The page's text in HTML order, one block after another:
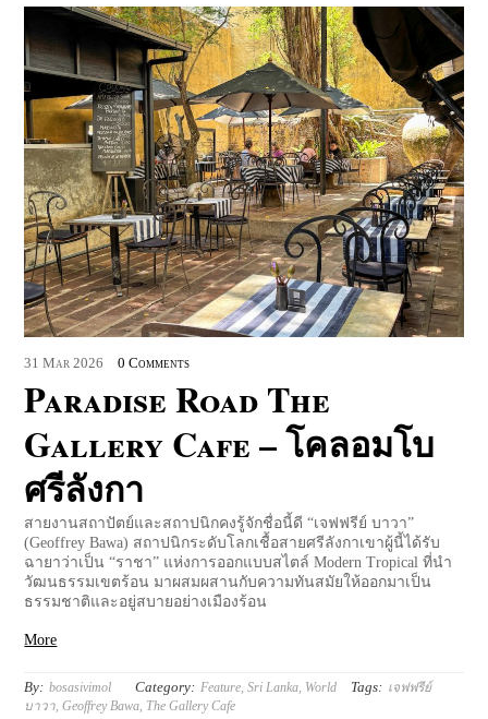
31 Mar 2026 0 Comments
Paradise Road The
Gallery Cafe – โคลอมโบ
ศรีลังกา
สายงานสถาปัตย์และสถาปนิกคงรู้จักชื่อนี้ดี “เจฟฟรีย์​ บาวา”
(Geoffrey Bawa) สถาปนิกระดับโลกเชื้อสายศรีลังกาเขาผู้นี้ได้รับ
ฉายาว่าเป็น “ราชา” แห่งการออกแบบสไตล์ Modern Tropical ที่นำ
วัฒนธรรมเขตร้อน มาผสมผสานกับความทันสมัยให้ออกมาเป็น
ธรรมชาติและอยู่สบายอย่างเมืองร้อน
More
By: bosasivimol Category: Feature ,Sri Lanka World Tags: เจฟฟรีย์​
บาวา ,Geoffrey Bawa The Gallery Cafe